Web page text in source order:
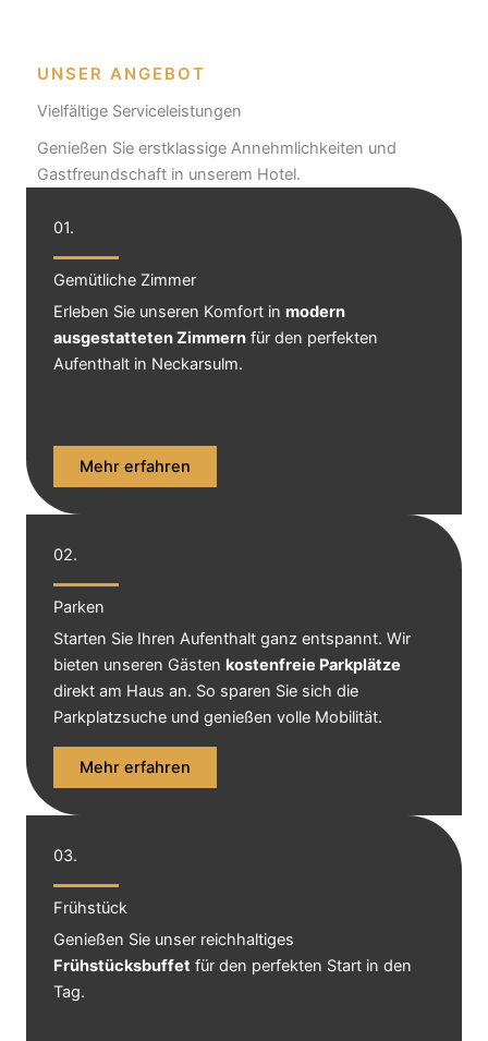
UNSER ANGEBOT
Vielfältige Serviceleistungen
Genießen Sie erstklassige Annehmlichkeiten und
Gastfreundschaft in unserem Hotel.
01.
Gemütliche Zimmer
Erleben Sie unseren Komfort in modern
ausgestatteten Zimmern für den perfekten
Aufenthalt in Neckarsulm.
Mehr erfahren
02.
Parken
Starten Sie Ihren Aufenthalt ganz entspannt. Wir
bieten unseren Gästen kostenfreie Parkplätze
direkt am Haus an. So sparen Sie sich die
Parkplatzsuche und genießen volle Mobilität.
Mehr erfahren
03.
Frühstück
Genießen Sie unser reichhaltiges
Frühstücksbuffet für den perfekten Start in den
Tag.